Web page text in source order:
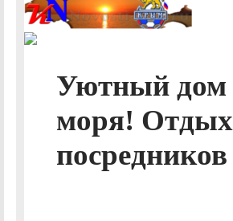
Уютный дом
моря!